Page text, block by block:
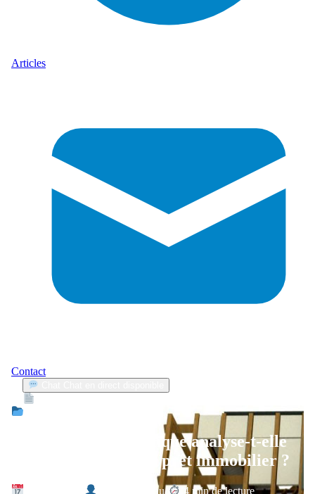
Articles
Contact
Quels critères la banque analyse-t-elle
avant d’accorder un prêt immobilier ?
David Moreau 4 min de lecture